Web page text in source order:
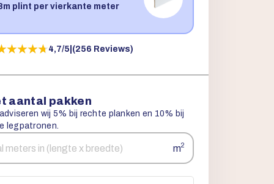
plint per vierkante meter
4,7/5 (256 Reviews)
aantal pakken
wij 5% bij rechte planken en 10% bij
legpatronen.
m2